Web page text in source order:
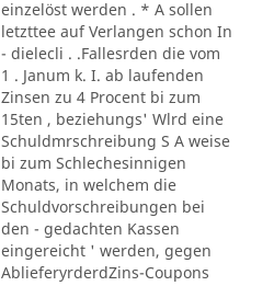
einzelöst werden . * A sollen
letzttee auf Verlangen schon In
- dielecli . .Fallesrden die vom
1 . Janum k. I. ab laufenden
Zinsen zu 4 Procent bi zum
15ten , beziehungs' Wlrd eine
Schuldmrschreibung S A weise
bi zum Schlechesinnigen
Monats, in welchem die
Schuldvorschreibungen bei
den - gedachten Kassen
eingereicht ' werden, gegen
AblieferyrderdZins-Coupons